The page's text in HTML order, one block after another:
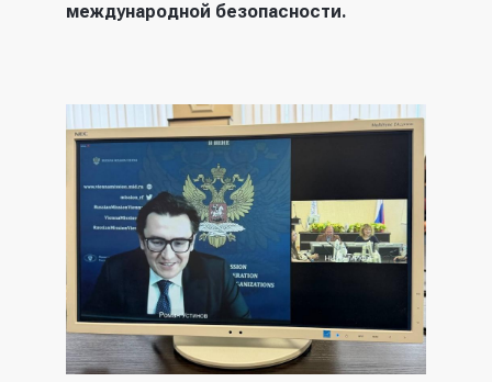
международной безопасности.